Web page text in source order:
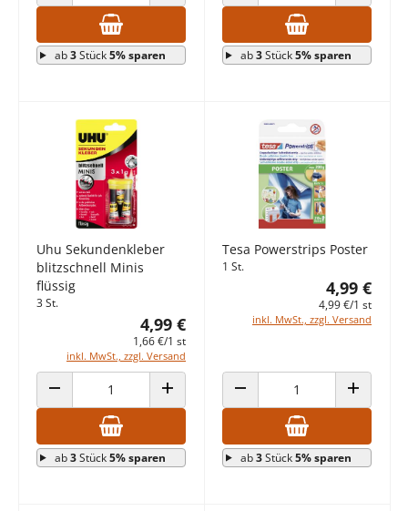
ANZAHL VERRINGERN ANZAHL ERHÖHEN
ab3Stück5% sparen
ANZAHL VERRINGERN ANZAHL
ab3Stück5% sparen
Uhu Sekundenkleber
blitzschnell Minis
flüssig
3 St.
4,99 €
1,66 €/1 st
inkl. MwSt., zzgl. Versand
ANZAHL VERRINGERN ANZAHL ERHÖHEN
ab3Stück5% sparen
Tesa Powerstrips Poster
1 St.
4,99 €
4,99 €/1 st
inkl. MwSt., zzgl. Versand
ANZAHL VERRINGERN ANZAHL
ab3Stück5% sparen